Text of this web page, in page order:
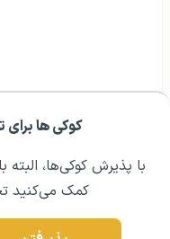
کوکی ها
با پذیرش کوکی‌ها،
کمک می‌کنید